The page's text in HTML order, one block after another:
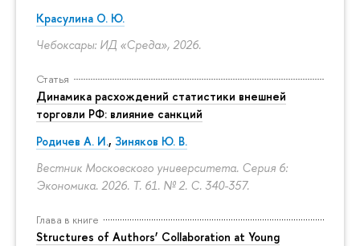
Красулина О. Ю.
Чебоксары: ИД «Среда», 2026.
Статья
Динамика расхождений статистики внешней
торговли РФ: влияние санкций
Родичев А. И., Зиняков Ю. В.
Вестник Московского университета. Серия 6:
Экономика. 2026. Т. 61. № 2. С. 340-357.
Глава в книге
Structures of Authors’ Collaboration at Young